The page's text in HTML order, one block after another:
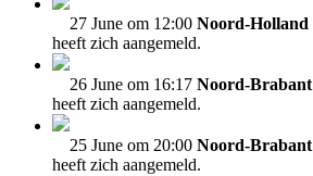
27 June om 12:00 Noord-Holland
heeft zich aangemeld.
26 June om 16:17 Noord-Brabant
heeft zich aangemeld.
25 June om 20:00 Noord-Brabant
heeft zich aangemeld.